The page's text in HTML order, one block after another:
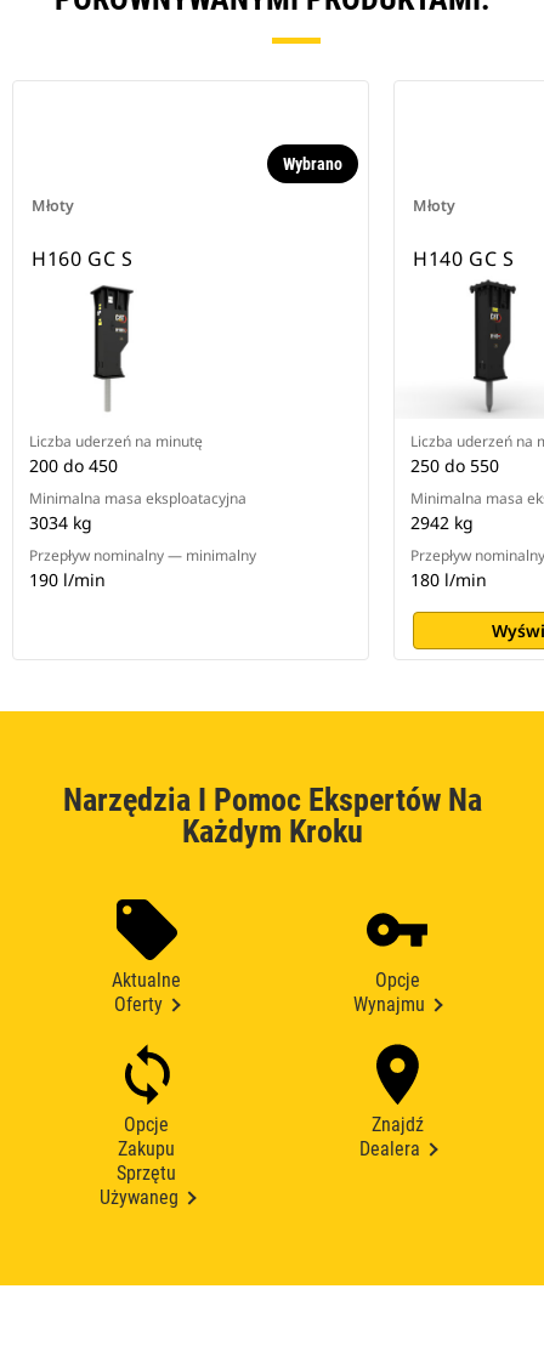
Młoty
Wybrano
H160 GC S
Liczba uderzeń na minutę
200 do 450
Minimalna masa eksploatacyjna
3034 kg
Przepływ nominalny — minimalny
190 l/min
Młoty
H140 GC S
Liczba uderzeń na
250 do 550
Minimalna masa
2942 kg
Przepływ
180 l/min
Narzędzia I Pomoc Ekspertów Na
Każdym Kroku
Aktualne
Oferty
Opcje
Wynajmu
Opcje
Zakupu
Sprzętu
Używaneg
Znajdź
Dealera